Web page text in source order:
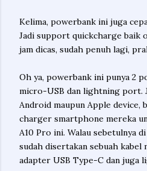
Kelima, powerbank ini juga
Jadi support quickcharge baik
jam dicas, sudah penuh lagi,
Oh ya, powerbank ini punya 2
micro-USB dan lightning port.
Android maupun Apple device,
charger smartphone mereka
A10 Pro ini. Walau sebetulnya
sudah disertakan sebuah kabel
adapter USB Type-C dan juga